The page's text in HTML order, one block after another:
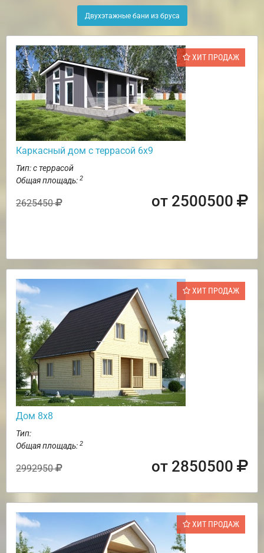
Двухэтажные бани из бруса
ХИТ ПРОДАЖ
Каркасный дом с террасой 6х9
Тип: с террасой
Общая площадь: 2
2625450 от 2500500
ХИТ ПРОДАЖ
Дом 8х8
Тип:
Общая площадь: 2
2992950 от 2850500
ХИТ ПРОДАЖ